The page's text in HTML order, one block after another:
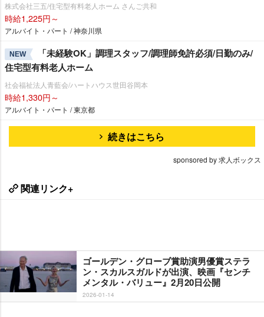
株式会社三五/住宅型有料老人ホーム さんご共和
時給1,225円～
アルバイト・パート / 神奈川県
NEW
「未経験OK」調理スタッフ/調理師免許必須/日勤のみ/
住宅型有料老人ホーム
社会福祉法人青藍会/ハートハウス世田谷岡本
時給1,330円～
アルバイト・パート / 東京都
続きはこちら
sponsored by 求人ボックス
関連リンク+
ゴールデン・グローブ賞助演男優賞ステラ
ン・スカルスガルドが出演、映画『センチ
メンタル・バリュー』2月20日公開
2026-01-14